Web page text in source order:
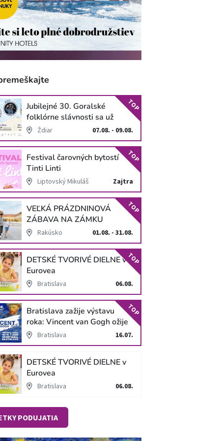
Jubilejné 30. Goralské
folklórne slávnosti sa už
blížiaŽdiar 07.08. - 09.08.
TOP
Festival čarovných bytostí
Tinti Linti
Liptovský Mikuláš Zajtra
TOP
VEĽKÁ PRÁZDNINOVÁ
ZÁBAVA NA ZÁMKU
SCHLOSS HOF
Rakúsko 01.08. - 31.08.
TOP
DETSKÉ TVORIVÉ DIELNE v
Eurovea
Bratislava 06.08.
TOP
Bratislava zažije výstavu
roka: Vincent van Gogh ožije
v unikátnej imerzívnej šou!
Bratislava 16.07.
TOP
DETSKÉ TVORIVÉ DIELNE v
Eurovea
Bratislava 06.08.
PODUJATIA